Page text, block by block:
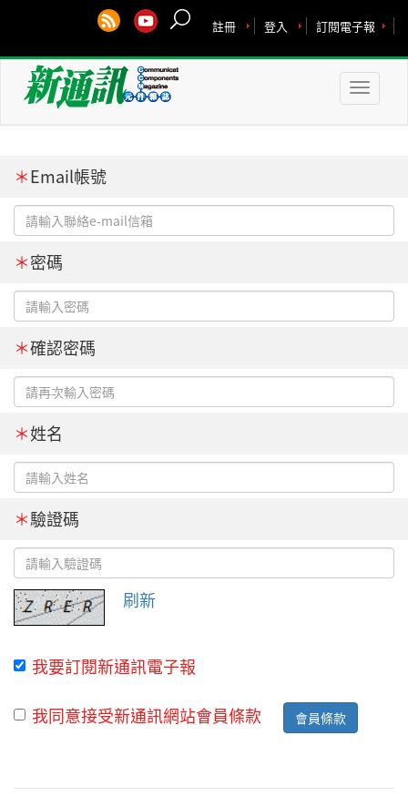
訂閱電子報
登入
註冊
Toggle
＊Email帳號
＊密碼
＊確認密碼
＊姓名
＊驗證碼
刷新
我要訂閱新通訊電子報
我同意接受新通訊網站會員條款
會員條款